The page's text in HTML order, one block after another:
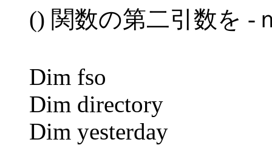
() 関数の第二引数を -
Dim fso
Dim directory
Dim yesterday